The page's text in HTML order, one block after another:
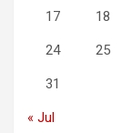
17 18
24 25
31
« Jul